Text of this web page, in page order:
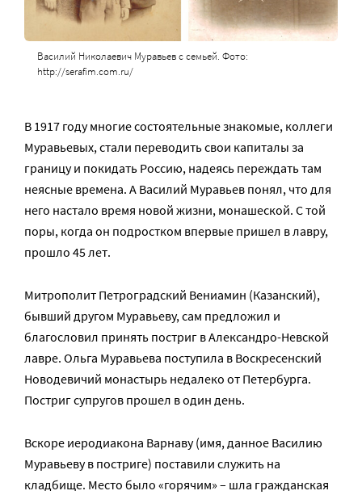
Василий Николаевич Муравьев с семьей. Фото:
http://serafim.com.ru/
В 1917 году многие состоятельные знакомые, коллеги
Муравьевых, стали переводить свои капиталы за
границу и покидать Россию, надеясь переждать там
неясные времена. А Василий Муравьев понял, что для
него настало время новой жизни, монашеской. С той
поры, когда он подростком впервые пришел в лавру,
прошло 45 лет.
Митрополит Петроградский Вениамин (Казанский),
бывший другом Муравьеву, сам предложил и
благословил принять постриг в Александро-Невской
лавре. Ольга Муравьева поступила в Воскресенский
Новодевичий монастырь недалеко от Петербурга.
Постриг супругов прошел в один день.
Вскоре иеродиакона Варнаву (имя, данное Василию
Муравьеву в постриге) поставили служить на
кладбище. Место было «горячим» – шла гражданская